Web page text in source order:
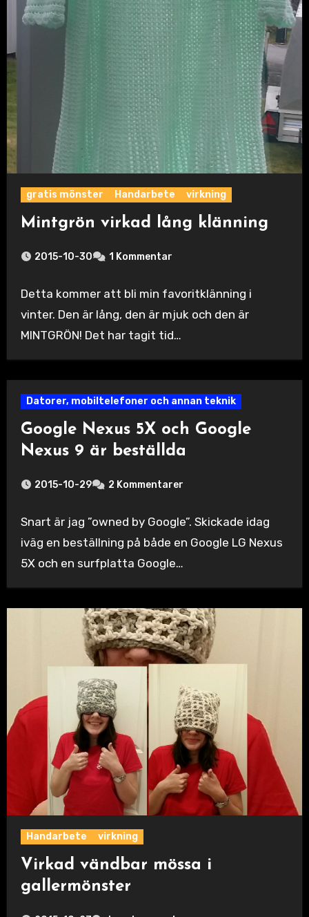
gratis mönster Handarbete virkning
Mintgrön virkad lång klänning
2015-10-30 1 Kommentar
Detta kommer att bli min favoritklänning i
vinter. Den är lång, den är mjuk och den är
MINTGRÖN! Det har tagit tid…
Datorer, mobiltelefoner och annan teknik
Google Nexus 5X och Google
Nexus 9 är beställda
2015-10-29 2 Kommentarer
Snart är jag ”owned by Google”. Skickade idag
iväg en beställning på både en Google LG Nexus
5X och en surfplatta Google…
Handarbete virkning
Virkad vändbar mössa i
gallermönster